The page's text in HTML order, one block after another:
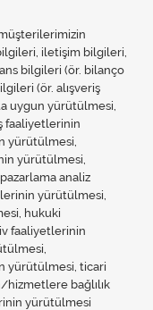
iletişim bilgileri,
bilgileri (ör. bilanço
(ör. alışveriş
uygun yürütülmesi,
faaliyetlerinin
yürütülmesi,
yürütülmesi,
analiz
yürütülmesi,
hukuki
faaliyetlerinin
yürütülmesi, ticari
bağlılık
yürütülmesi